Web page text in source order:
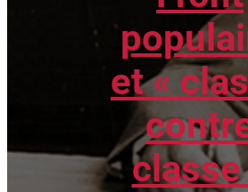
et «
classe